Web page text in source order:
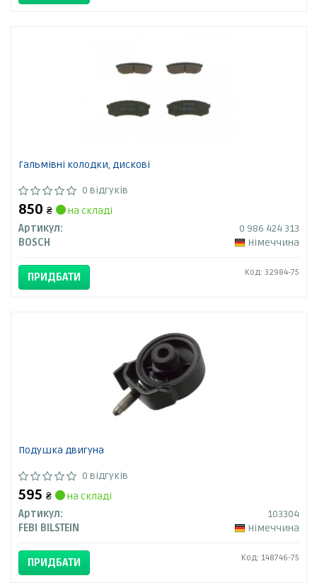
Гальмівні колодки, дискові
0 відгуків
850 ₴
на складі
Артикул:
0 986 424 313
BOSCH
Німеччина
ПРИДБАТИ Код: 32984-75
Подушка двигуна
0 відгуків
595 ₴
на складі
Артикул:
103304
FEBI BILSTEIN
Німеччина
ПРИДБАТИ Код: 148746-75